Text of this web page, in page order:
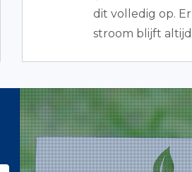
dit volledig op.
stroom blijft